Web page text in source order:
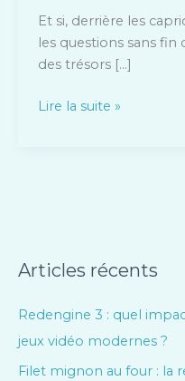
Et si, derrière les
les questions sans fin
des trésors […]
Lire la suite »
Articles récents
Redengine 3 : quel
jeux vidéo modernes ?
Filet mignon au four : la